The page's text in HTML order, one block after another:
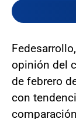
opinión del
de febrero
con